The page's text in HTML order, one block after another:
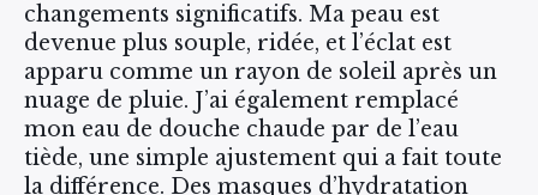
changements significatifs. Ma peau est
devenue plus souple, ridée, et l’éclat est
apparu comme un rayon de soleil après un
nuage de pluie. J’ai également remplacé
mon eau de douche chaude par de l’eau
tiède, une simple ajustement qui a fait toute
la différence. Des masques d’hydratation